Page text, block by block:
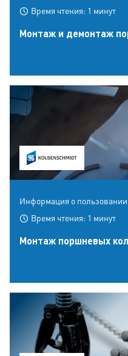
Время чтения: 1 минут
Монтаж и демонтаж
Информация о пользовании
Время чтения: 1 минут
Монтаж поршневых